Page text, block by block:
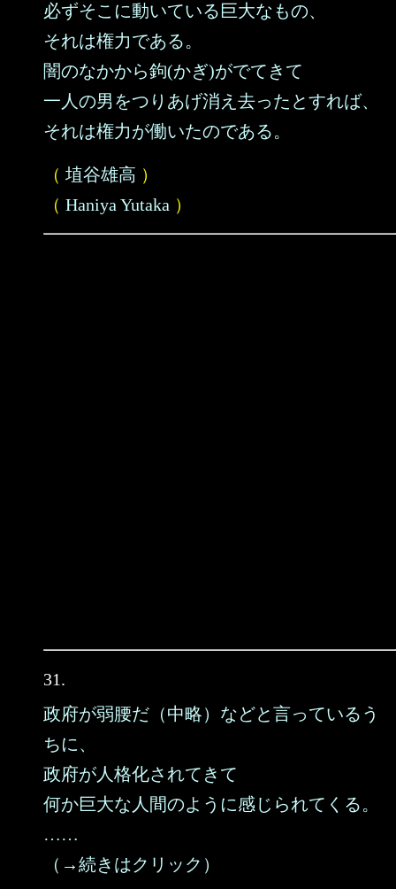
必ずそこに動いている巨大なもの、
それは権力である。
闇のなかから鉤(かぎ)がでてきて
一人の男をつりあげ消え去ったとすれば、
それは権力が働いたのである。
（ 埴谷雄高 ）
（ Haniya Yutaka ）
31.
政府が弱腰だ（中略）などと言っているう
ちに、
政府が人格化されてきて
何か巨大な人間のように感じられてくる。
……
（→続きはクリック）